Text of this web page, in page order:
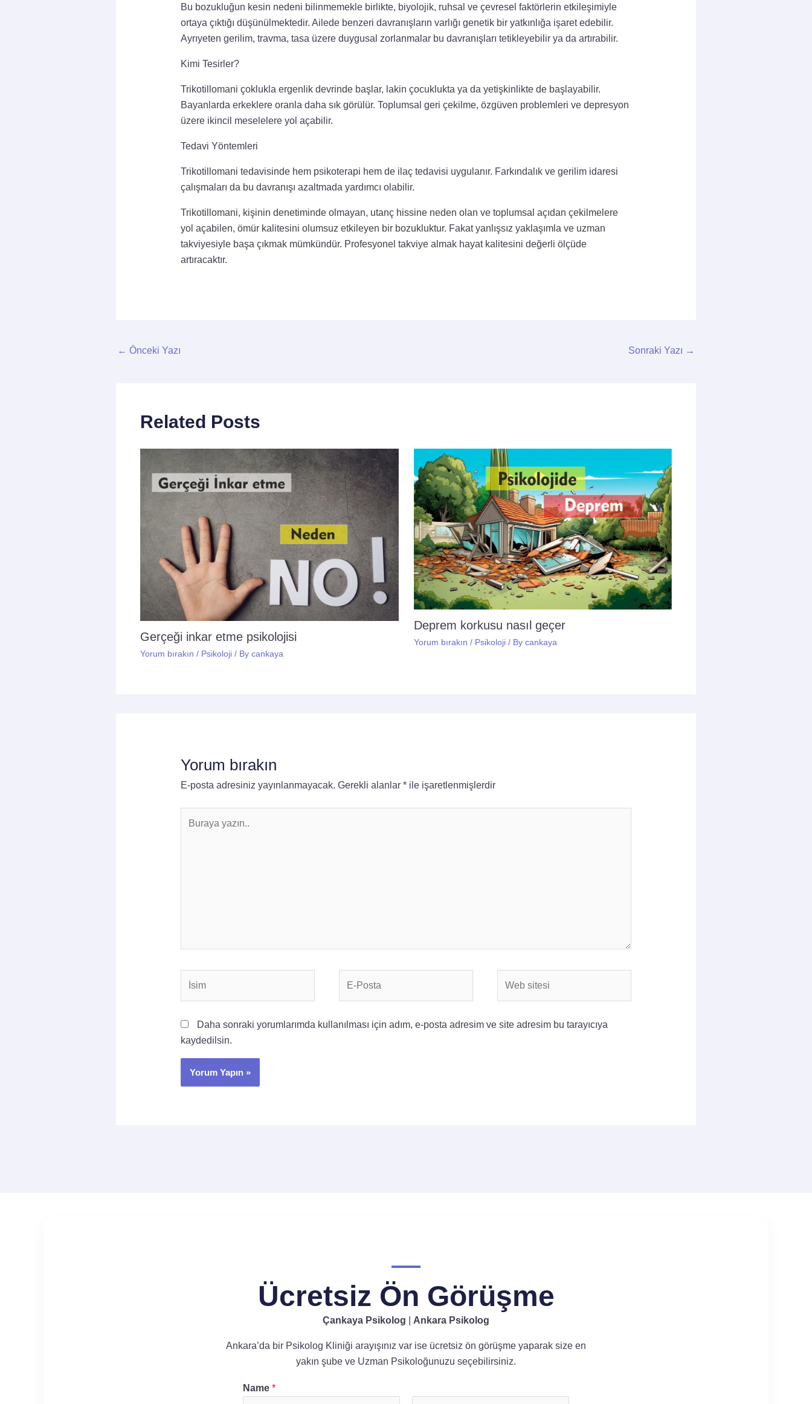
Bu bozukluğun kesin nedeni bilinmemekle birlikte, biyolojik, ruhsal ve çevresel faktörlerin etkileşimiyle
ortaya çıktığı düşünülmektedir. Ailede benzeri davranışların varlığı genetik bir yatkınlığa işaret edebilir.
Ayrıyeten gerilim, travma, tasa üzere duygusal zorlanmalar bu davranışları tetikleyebilir ya da artırabilir.
Kimi Tesirler?
Trikotillomani çoklukla ergenlik devrinde başlar, lakin çocuklukta ya da yetişkinlikte de başlayabilir.
Bayanlarda erkeklere oranla daha sık görülür. Toplumsal geri çekilme, özgüven problemleri ve depresyon
üzere ikincil meselelere yol açabilir.
Tedavi Yöntemleri
Trikotillomani tedavisinde hem psikoterapi hem de ilaç tedavisi uygulanır. Farkındalık ve gerilim idaresi
çalışmaları da bu davranışı azaltmada yardımcı olabilir.
Trikotillomani, kişinin denetiminde olmayan, utanç hissine neden olan ve toplumsal açıdan çekilmelere
yol açabilen, ömür kalitesini olumsuz etkileyen bir bozukluktur. Fakat yanlışsız yaklaşımla ve uzman
takviyesiyle başa çıkmak mümkündür. Profesyonel takviye almak hayat kalitesini değerli ölçüde
artıracaktır.
← Önceki Yazı Sonraki Yazı →
Related Posts
Gerçeği inkar etme psikolojisi
Yorum bırakın / Psikoloji / By cankaya
Deprem korkusu nasıl geçer
Yorum bırakın / Psikoloji/ By cankaya
Yorum bırakın
E-posta adresiniz yayınlanmayacak. Gerekli alanlar *ile işaretlenmişlerdir
Daha sonraki yorumlarımda kullanılması için adım, e-posta adresim ve site adresim bu tarayıcıya
kaydedilsin.
Ücretsiz Ön Görüşme
Çankaya Psikolog Ankara Psikolog
Ankara’da bir Psikolog Kliniği arayışınız var ise ücretsiz ön görüşme yaparak size en
yakın şube ve Uzman Psikoloğunuzu seçebilirsiniz.
Name *